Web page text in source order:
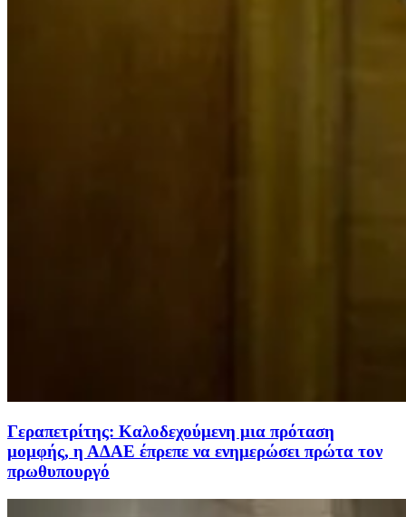
Γεραπετρίτης: Καλοδεχούμενη μια πρόταση
μομφής, η ΑΔΑΕ έπρεπε να ενημερώσει πρώτα τον
πρωθυπουργό